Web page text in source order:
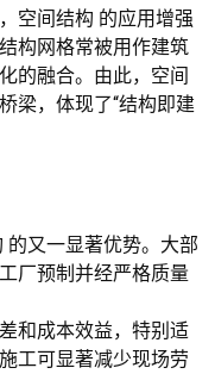
空间结构 的应用增强
构网格常被用作建筑
的融合。由此，空间
梁，体现了“结构即建
的又一显著优势。大部
厂预制并经严格质量
和成本效益，特别适
工可显著减少现场劳